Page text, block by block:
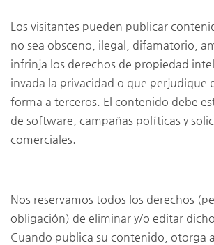
Los visitantes pueden publicar
no sea obsceno, ilegal, difamatorio,
infrinja los derechos de propiedad
invada la privacidad o que perjudique
forma a terceros. El contenido debe
de software, campañas políticas y
comerciales.
Nos reservamos todos los derechos
obligación) de eliminar y/o editar
Cuando publica su contenido, otorga